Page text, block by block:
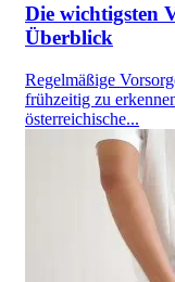
Die wichtigsten
Überblick
Regelmäßige
frühzeitig zu
österreichische...